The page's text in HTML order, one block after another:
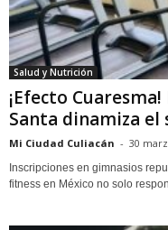
Salud y Nutrición
¡Efecto
Santa dinamiza el
Mi Ciudad Culiacán - 30
Inscripciones en gimnasios
fitness en México no solo